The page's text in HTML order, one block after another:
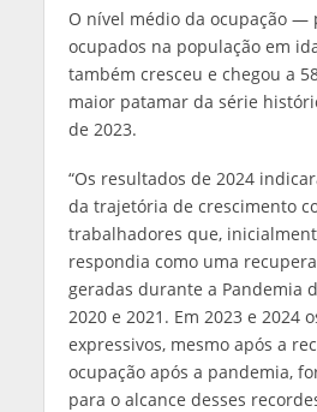
O nível médio da ocupação —
ocupados na população em
também cresceu e chegou a
maior patamar da série
de 2023.
“Os resultados de 2024
da trajetória de crescimento
trabalhadores que,
respondia como uma
geradas durante a Pandemia
2020 e 2021. Em 2023 e 2024
expressivos, mesmo após a
ocupação após a pandemia,
para o alcance desses